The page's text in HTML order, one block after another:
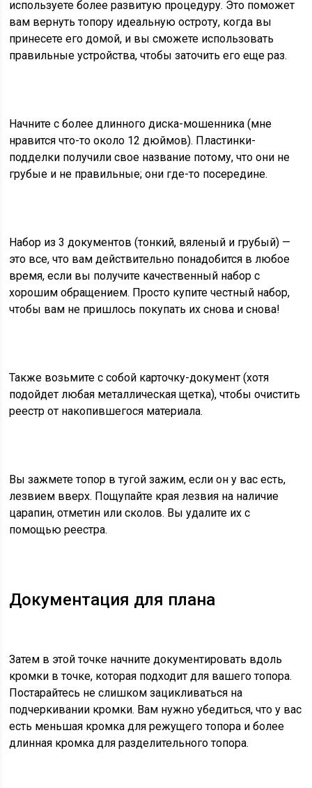
используете более развитую процедуру. Это поможет
вам вернуть топору идеальную остроту, когда вы
принесете его домой, и вы сможете использовать
правильные устройства, чтобы заточить его еще раз.
Начните с более длинного диска-мошенника (мне
нравится что-то около 12 дюймов). Пластинки-
подделки получили свое название потому, что они не
грубые и не правильные; они где-то посередине.
Набор из 3 документов (тонкий, вяленый и грубый) —
это все, что вам действительно понадобится в любое
время, если вы получите качественный набор с
хорошим обращением. Просто купите честный набор,
чтобы вам не пришлось покупать их снова и снова!
Также возьмите с собой карточку-документ (хотя
подойдет любая металлическая щетка), чтобы очистить
реестр от накопившегося материала.
Вы зажмете топор в тугой зажим, если он у вас есть,
лезвием вверх. Пощупайте края лезвия на наличие
царапин, отметин или сколов. Вы удалите их с
помощью реестра.
Документация для плана
Затем в этой точке начните документировать вдоль
кромки в точке, которая подходит для вашего топора.
Постарайтесь не слишком зацикливаться на
подчеркивании кромки. Вам нужно убедиться, что у вас
есть меньшая кромка для режущего топора и более
длинная кромка для разделительного топора.